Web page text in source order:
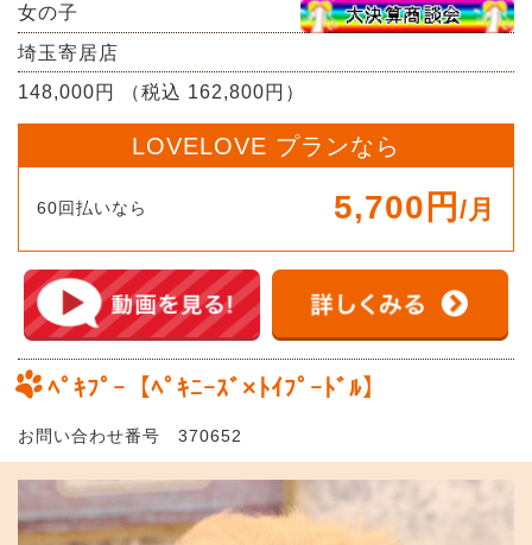
女の子
埼玉寄居店
148,000円 （税込 162,800円）
LOVELOVE プランなら
60回払いなら 5,700円 /月
ﾍﾟｷﾌﾟｰ【ﾍﾟｷﾆｰｽﾞ×ﾄｲﾌﾟｰﾄﾞﾙ】
お問い合わせ番号 370652